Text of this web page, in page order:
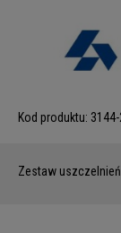
Kod produktu: 3144-
Zestaw